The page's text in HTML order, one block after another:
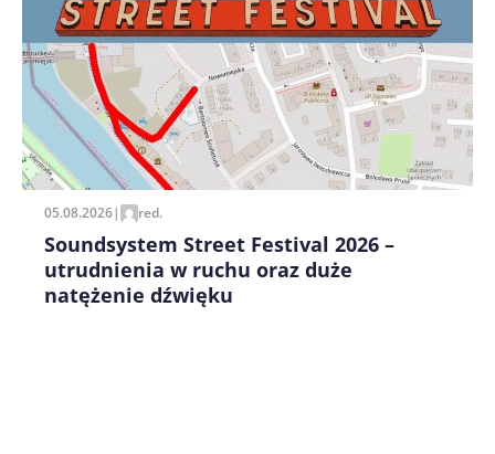
Zapamiętaj moje dane w tej przeglądarce podczas
pisania kolejnych komentarzy.
05.08.2026| red.
Soundsystem Street Festival 2026 –
utrudnienia w ruchu oraz duże
natężenie dźwięku